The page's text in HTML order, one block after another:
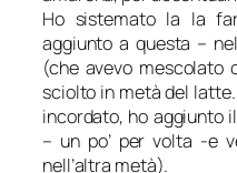
Ho sistemato la la
aggiunto a questa –
(che avevo
sciolto in metà del
incordato, ho aggiunto
– un po’ per volta -e
nell’altra metà).